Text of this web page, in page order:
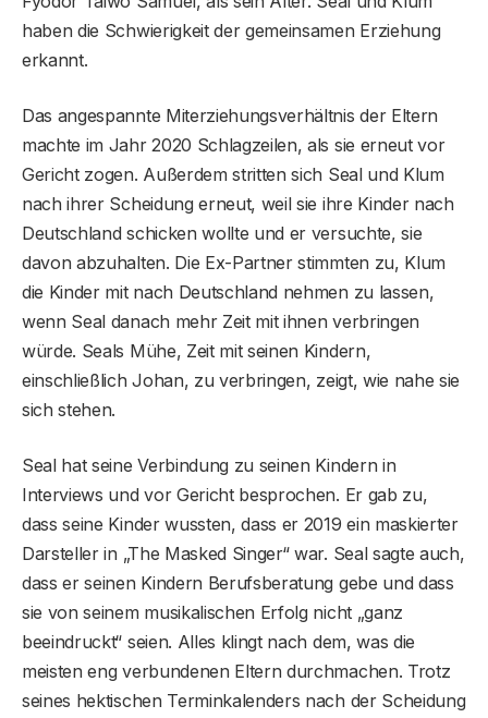
haben die Schwierigkeit der gemeinsamen Erziehung
erkannt.
Das angespannte Miterziehungsverhältnis der Eltern
machte im Jahr 2020 Schlagzeilen, als sie erneut vor
Gericht zogen. Außerdem stritten sich Seal und Klum
nach ihrer Scheidung erneut, weil sie ihre Kinder nach
Deutschland schicken wollte und er versuchte, sie
davon abzuhalten. Die Ex-Partner stimmten zu, Klum
die Kinder mit nach Deutschland nehmen zu lassen,
wenn Seal danach mehr Zeit mit ihnen verbringen
würde. Seals Mühe, Zeit mit seinen Kindern,
einschließlich Johan, zu verbringen, zeigt, wie nahe sie
sich stehen.
Seal hat seine Verbindung zu seinen Kindern in
Interviews und vor Gericht besprochen. Er gab zu,
dass seine Kinder wussten, dass er 2019 ein maskierter
Darsteller in „The Masked Singer“ war. Seal sagte auch,
dass er seinen Kindern Berufsberatung gebe und dass
sie von seinem musikalischen Erfolg nicht „ganz
beeindruckt“ seien. Alles klingt nach dem, was die
meisten eng verbundenen Eltern durchmachen. Trotz
seines hektischen Terminkalenders nach der Scheidung